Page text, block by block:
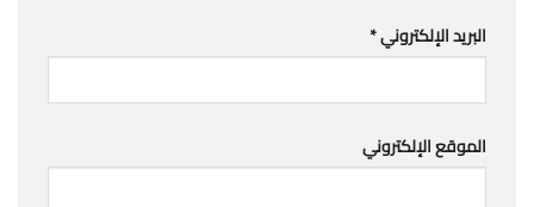
البريد الإلكتروني*
الموقع الإلكتروني